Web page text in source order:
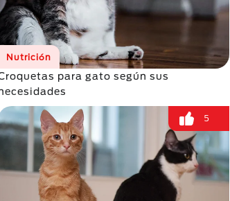
Nutrición
para gato según sus
5